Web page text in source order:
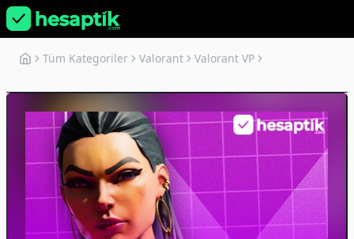
Tüm Kategoriler Valorant
Valorant VP